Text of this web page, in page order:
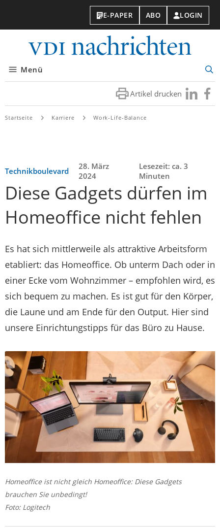
E-PAPER ABO LOGIN
Menü
Artikel drucken Besuchen
Sie
Sie
Startseite Karriere Work-Life-Balance
Technikboulevard
28. März
2024
Lesezeit: ca. 3
Minuten
Diese Gadgets dürfen im
Homeoffice nicht fehlen
Es hat sich mittlerweile als attraktive Arbeitsform
etabliert: das Homeoffice. Ob unterm Dach oder in
einer Ecke vom Wohnzimmer – empfohlen wird, es
sich bequem zu machen. Es ist gut für den Körper,
die Laune und am Ende für den Output. Hier sind
unsere Einrichtungstipps für das Büro zu Hause.
Homeoffice ist nicht gleich Homeoffice: Diese Gadgets
brauchen Sie unbedingt!
Foto: Logitech